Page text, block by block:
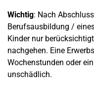
Wichtig: Nach
Berufsausbildung /
Kinder nur
nachgehen. Eine
Wochenstunden oder
unschädlich.